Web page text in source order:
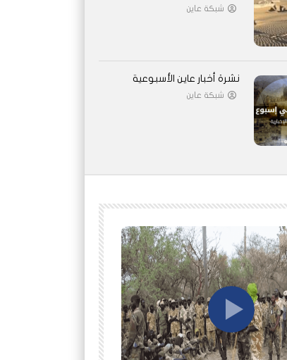
شبكة عاين
نشرة أخبار عاين الأسبوعية
شبكة عاين